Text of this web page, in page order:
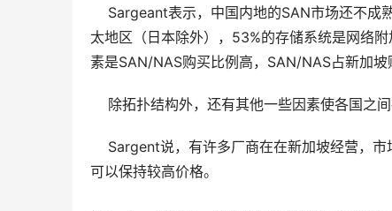
Sargeant表示，中国内地的SAN市场还不成
太地区（日本除外），53%的存储系统是网络
素是SAN/NAS购买比例高，SAN/NAS占新加坡
除拓扑结构外，还有其他一些因素使各国之间
Sargent说，有许多厂商在在新加坡经营，市
可以保持较高价格。